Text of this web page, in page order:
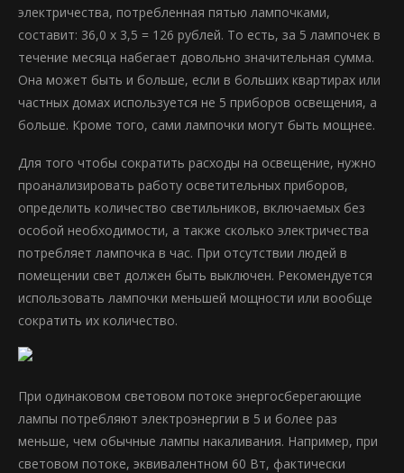
электричества, потребленная пятью лампочками,
составит: 36,0 х 3,5 = 126 рублей. То есть, за 5 лампочек в
течение месяца набегает довольно значительная сумма.
Она может быть и больше, если в больших квартирах или
частных домах используется не 5 приборов освещения, а
больше. Кроме того, сами лампочки могут быть мощнее.
Для того чтобы сократить расходы на освещение, нужно
проанализировать работу осветительных приборов,
определить количество светильников, включаемых без
особой необходимости, а также сколько электричества
потребляет лампочка в час. При отсутствии людей в
помещении свет должен быть выключен. Рекомендуется
использовать лампочки меньшей мощности или вообще
сократить их количество.
При одинаковом световом потоке энергосберегающие
лампы потребляют электроэнергии в 5 и более раз
меньше, чем обычные лампы накаливания. Например, при
световом потоке, эквивалентном 60 Вт, фактически